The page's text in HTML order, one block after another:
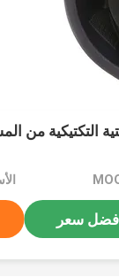
التكتيكية من
سعر